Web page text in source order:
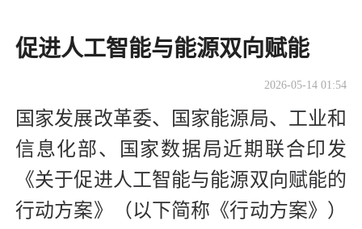
促进人工智能与能源双向赋能
2026-05-14 01:54
国家发展改革委、国家能源局、工业和
信息化部、国家数据局近期联合印发
《关于促进人工智能与能源双向赋能的
行动方案》（以下简称《行动方案》）